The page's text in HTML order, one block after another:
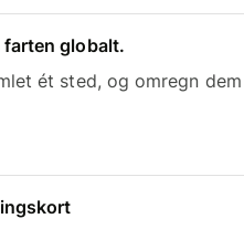
globalt.
ét sted, og omregn dem